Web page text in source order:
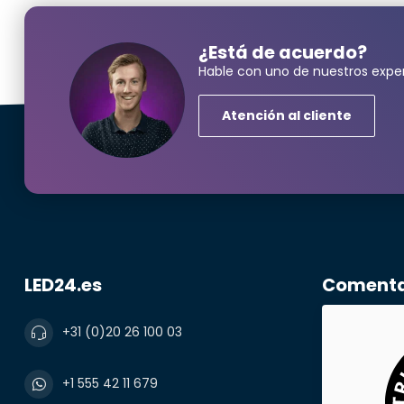
Nombre y
correo
Número de
¿Está de acuerdo?
Hable con uno de nuestros
Atención al cliente
LED24.es
+31 (0)20 26 100 03
+1 555 42 11 679